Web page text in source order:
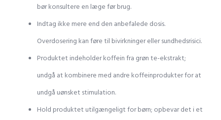
bør konsultere en læge før brug.
Indtag ikke mere end den anbefalede dosis.
Overdosering kan føre til bivirkninger eller sundhedsrisici.
Produktet indeholder koffein fra grøn te-ekstrakt;
undgå at kombinere med andre koffeinprodukter for at
undgå uønsket stimulation.
Hold produktet utilgængeligt for børn; opbevar det i et